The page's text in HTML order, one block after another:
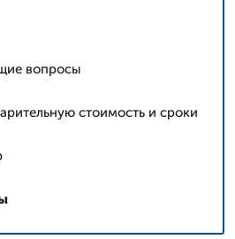
вопросы
стоимость и сроки